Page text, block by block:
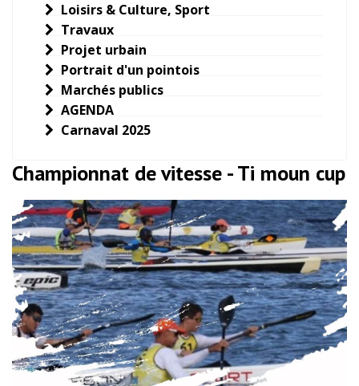
Loisirs & Culture, Sport
Travaux
Projet urbain
Portrait d'un pointois
Marchés publics
AGENDA
Carnaval 2025
Championnat de vitesse - Ti moun cup